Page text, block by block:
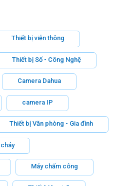
Thiết bị viễn thông
Thiết bị Số - Công Nghệ
Camera Dahua
camera IP
Thiết bị Văn phòng - Gia đình
Máy chấm công